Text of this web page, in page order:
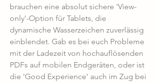
brauchen eine absolut sichere 'View-
only'-Option für Tablets, die
dynamische Wasserzeichen zuverlässig
einblendet. Gab es bei euch Probleme
mit der Ladezeit von hochauflösenden
PDFs auf mobilen Endgeräten, oder ist
die 'Good Experience' auch im Zug bei